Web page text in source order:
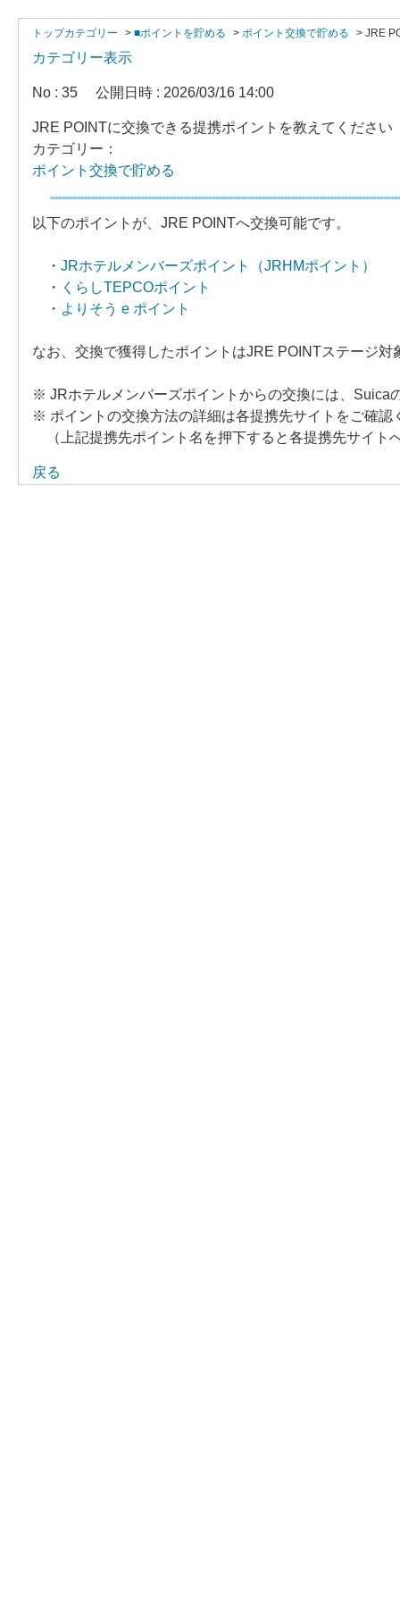
トップカテゴリー > ■ポイントを貯める > ポイント交換で貯める > JRE
カテゴリー表示
No : 35 公開日時 : 2026/03/16 14:00
JRE POINTに交換できる提携ポイントを教えてください
カテゴリー：
ポイント交換で貯める
以下のポイントが、JRE POINTへ交換可能です。
・ JRホテルメンバーズポイント（JRHMポイント）
・ くらしTEPCOポイント
・ よりそう e ポイント
なお、交換で獲得したポイントはJRE POINTステージ
※ JRホテルメンバーズポイントからの交換には、Suica
※ ポイントの交換方法の詳細は各提携先サイトをご確認
（上記提携先ポイント名を押下すると各提携先サイト
戻る